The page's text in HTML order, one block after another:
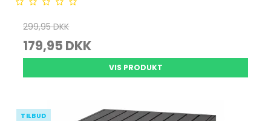
299,95 DKK
179,95 DKK
VIS PRODUKT
TILBUD